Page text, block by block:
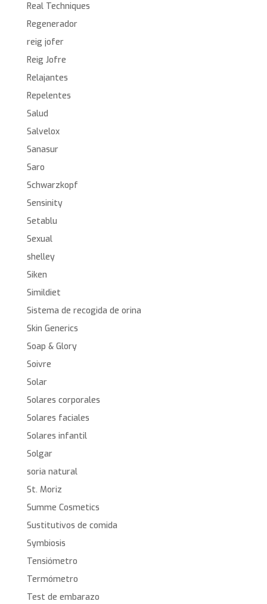
Real Techniques
Regenerador
reig jofer
Reig Jofre
Relajantes
Repelentes
Salud
Salvelox
Sanasur
Saro
Schwarzkopf
Sensinity
Setablu
Sexual
shelley
Siken
Simildiet
Sistema de recogida de orina
Skin Generics
Soap & Glory
Soivre
Solar
Solares corporales
Solares faciales
Solares infantil
Solgar
soria natural
St. Moriz
Summe Cosmetics
Sustitutivos de comida
Symbiosis
Tensiómetro
Termómetro
Test de embarazo